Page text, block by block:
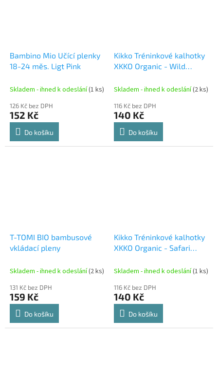
Bambino Mio Učící plenky
18-24 měs. Ligt Pink
Skladem - ihned k odeslání(1 ks)
126 Kč bez DPH
152 Kč
Do košíku
Kikko Tréninkové kalhotky
XKKO Organic - Wild
Skladem - ihned k odeslání(2 ks)
116 Kč bez DPH
140 Kč
Do košíku
T-TOMI BIO bambusové
vkládací pleny
Skladem - ihned k odeslání(2 ks)
131 Kč bez DPH
159 Kč
Do košíku
Kikko Tréninkové kalhotky
XKKO Organic - Safari
Skladem - ihned k odeslání(1 ks)
116 Kč bez DPH
140 Kč
Do košíku